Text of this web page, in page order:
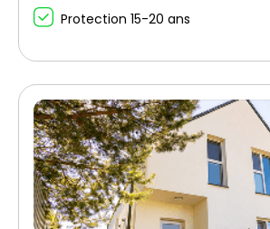
Protection 15-20 ans